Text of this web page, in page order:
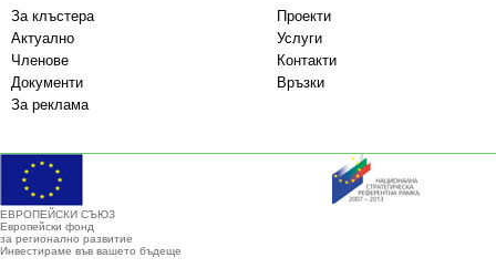
За клъстера
Проекти
Актуално
Услуги
Членове
Контакти
Документи
Връзки
За реклама
ЕВРОПЕЙСКИ СЪЮЗ
Европейски фонд
за регионално развитие
Инвестираме във вашето бъдеще